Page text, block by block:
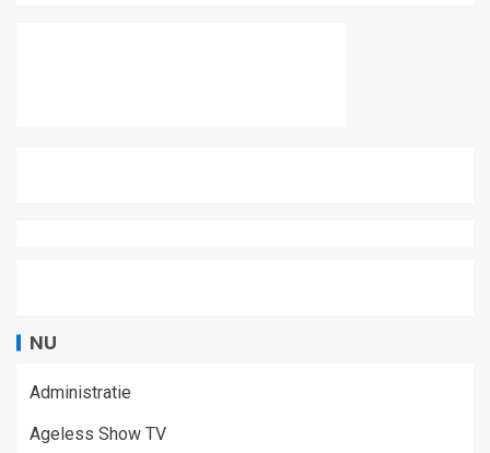
NU
Administratie
Ageless Show TV